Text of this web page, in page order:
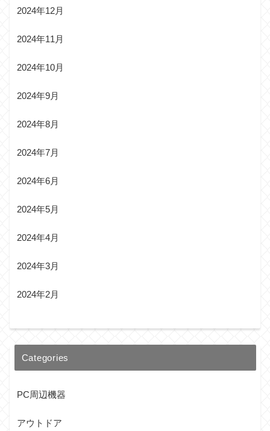
2024年12月
2024年11月
2024年10月
2024年9月
2024年8月
2024年7月
2024年6月
2024年5月
2024年4月
2024年3月
2024年2月
Categories
PC周辺機器
アウトドア